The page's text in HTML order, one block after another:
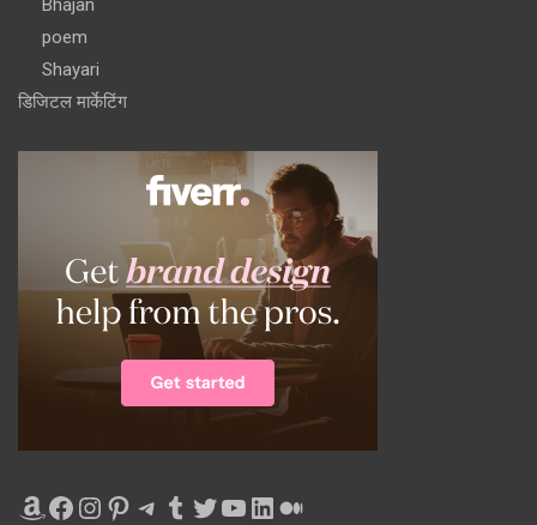
Bhajan
poem
Shayari
डिजिटल मार्केटिंग
Amazon
Facebook
Instagram
Pinterest
Telegram
Tumblr
Twitter
YouTube
LinkedIn
Medium